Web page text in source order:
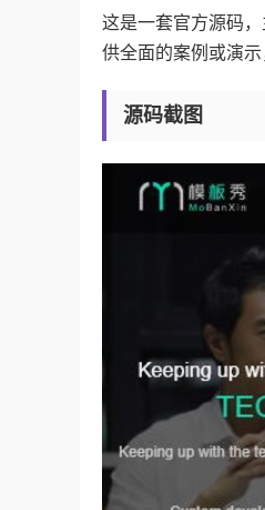
这是一套官方源码
供全面的案例或演
源码截图